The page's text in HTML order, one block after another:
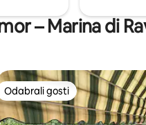
– Marina di
Odabrali gosti
Odabrali gosti